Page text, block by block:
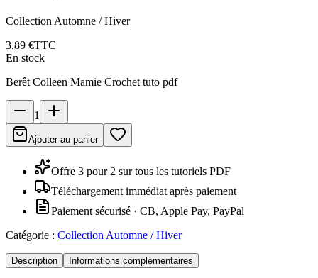
Collection Automne / Hiver
3,89 €TTC
En stock
Berêt Colleen Mamie Crochet tuto pdf
1
Ajouter au panier
Offre 3 pour 2 sur tous les tutoriels PDF
Téléchargement immédiat après paiement
Paiement sécurisé · CB, Apple Pay, PayPal
Catégorie : Collection Automne / Hiver
Description Informations complémentaires